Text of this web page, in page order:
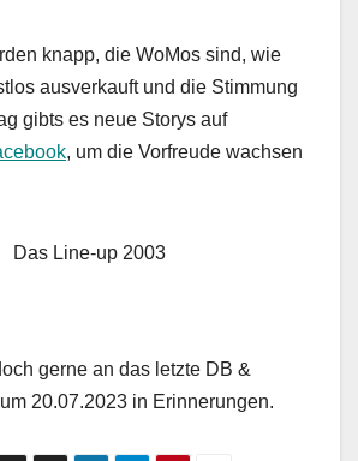
knapp, die WoMos sind, wie
ausverkauft und die Stimmung
gibts es neue Storys auf
, um die Vorfreude wachsen
Das Line-up 2003
gerne an das letzte DB &
20.07.2023 in Erinnerungen.